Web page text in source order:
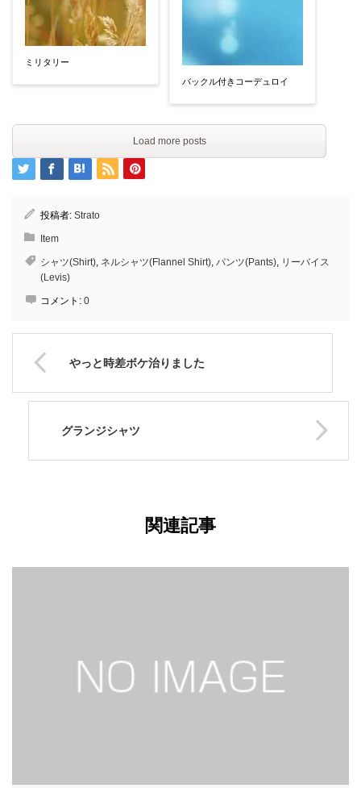
ミリタリー
バックル付きコーデュロイ
Load more posts
投稿者: Strato
Item
シャツ(Shirt), ネルシャツ(Flannel Shirt), パンツ(Pants), リーバイス
(Levis)
コメント: 0
やっと時差ボケ治りました
グランジシャツ
関連記事